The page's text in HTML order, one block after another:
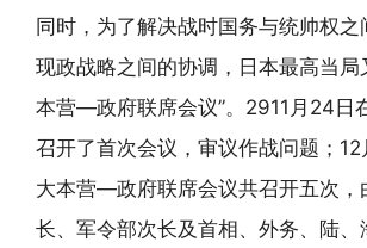
同时，为了解决战时国务与统帅权之
现政战略之间的协调，日本最高当局
本营—政府联席会议”。2911月24日
召开了首次会议，审议作战问题；
大本营—政府联席会议共召开五次，
长、军令部次长及首相、外务、陆、